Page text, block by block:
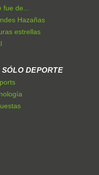
fue de...
Hazañas
estrellas
SÓLO DEPORTE